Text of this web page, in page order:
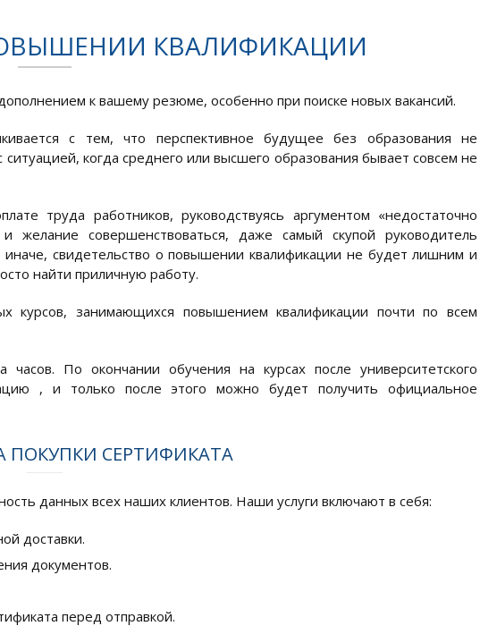
КВАЛИФИКАЦИИ
к вашему резюме, особенно при поиске новых вакансий.
с тем, что перспективное будущее без образования не
когда среднего или высшего образования бывает совсем не
труда работников, руководствуясь аргументом «недостаточно
совершенствоваться, даже самый скупой руководитель
свидетельство о повышении квалификации не будет лишним и
найти приличную работу.
курсов, занимающихся повышением квалификации почти по всем
По окончании обучения на курсах после университетского
, и только после этого можно будет получить официальное
ПОКУПКИ СЕРТИФИКАТА
данных всех наших клиентов. Наши услуги включают в себя:
доставки.
документов.
перед отправкой.